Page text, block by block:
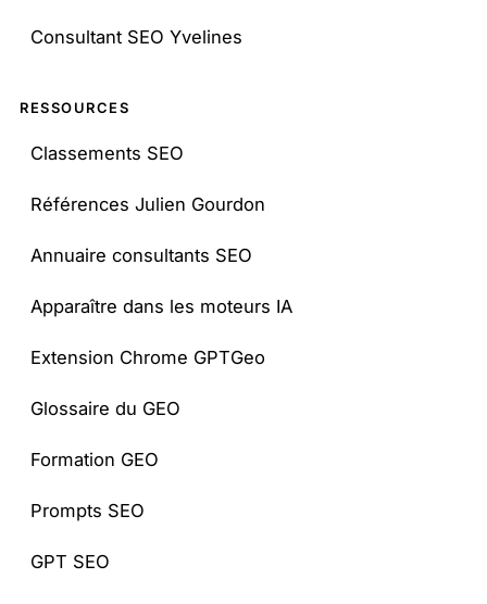
Consultant SEO Yvelines
RESSOURCES
Classements SEO
Références Julien Gourdon
Annuaire consultants SEO
Apparaître dans les moteurs IA
Extension Chrome GPTGeo
Glossaire du GEO
Formation GEO
Prompts SEO
GPT SEO